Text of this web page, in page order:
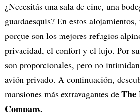
¿Necesitás una sala de cine, una
guardaesquís? En estos
porque son los mejores refugios
privacidad, el confort y el lujo. Por
son proporcionales, pero no
avión privado. A continuación,
mansiones más extravagantes de The
Company.